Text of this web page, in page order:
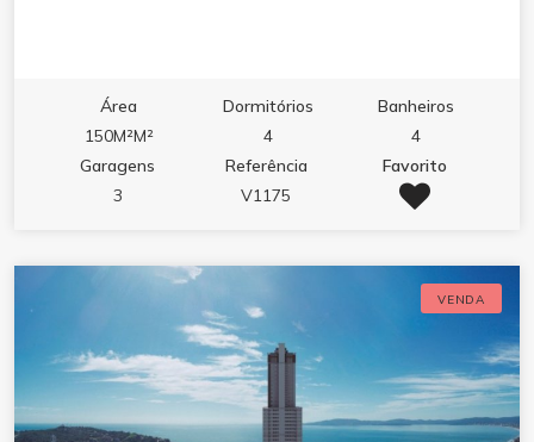
Área
150M²M²
Dormitórios
4
Banheiros
4
Garagens
3
Referência
V1175
Favorito
VENDA